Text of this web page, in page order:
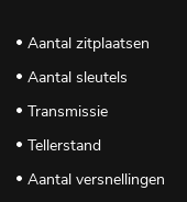
Aantal zitplaatsen
Aantal sleutels
Transmissie
Tellerstand
Aantal versnellingen